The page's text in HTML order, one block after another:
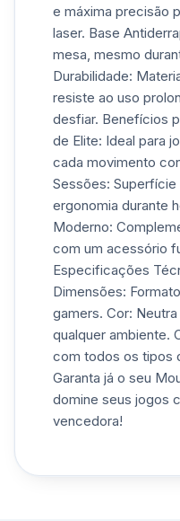
e máxima precisão
laser. Base
mesa, mesmo
Durabilidade:
resiste ao uso
desfiar. Benefícios
de Elite: Ideal para
cada movimento
Sessões:
ergonomia durante
Moderno:
com um acessório
Especificações
Dimensões:
gamers. Cor:
qualquer ambiente.
com todos os tipos
Garanta já o seu
domine seus jogos
vencedora!